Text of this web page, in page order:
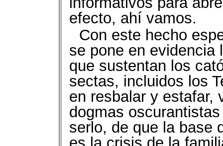
efecto, ahí vamos.
Con este hecho
se pone en evidencia
que sustentan los
sectas, incluidos los
en resbalar y estafar,
dogmas
serlo, de que la base